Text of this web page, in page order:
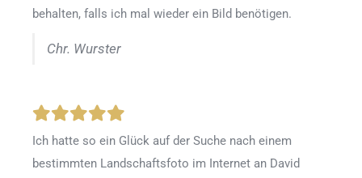
behalten, falls ich mal wieder ein Bild benötigen.
Chr. Wurster
Ich hatte so ein Glück auf der Suche nach einem
bestimmten Landschaftsfoto im Internet an David